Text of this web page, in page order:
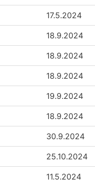
17.5.2024
18.9.2024
18.9.2024
18.9.2024
19.9.2024
18.9.2024
30.9.2024
25.10.2024
11.5.2024